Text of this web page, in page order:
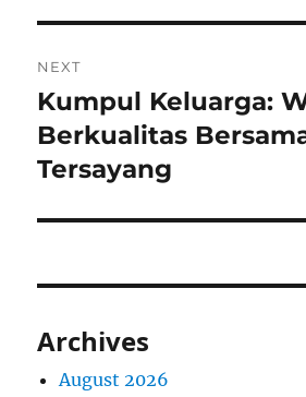
NEXT
Next
post:
Kumpul Keluarga:
Berkualitas
Tersayang
Archives
August 2026